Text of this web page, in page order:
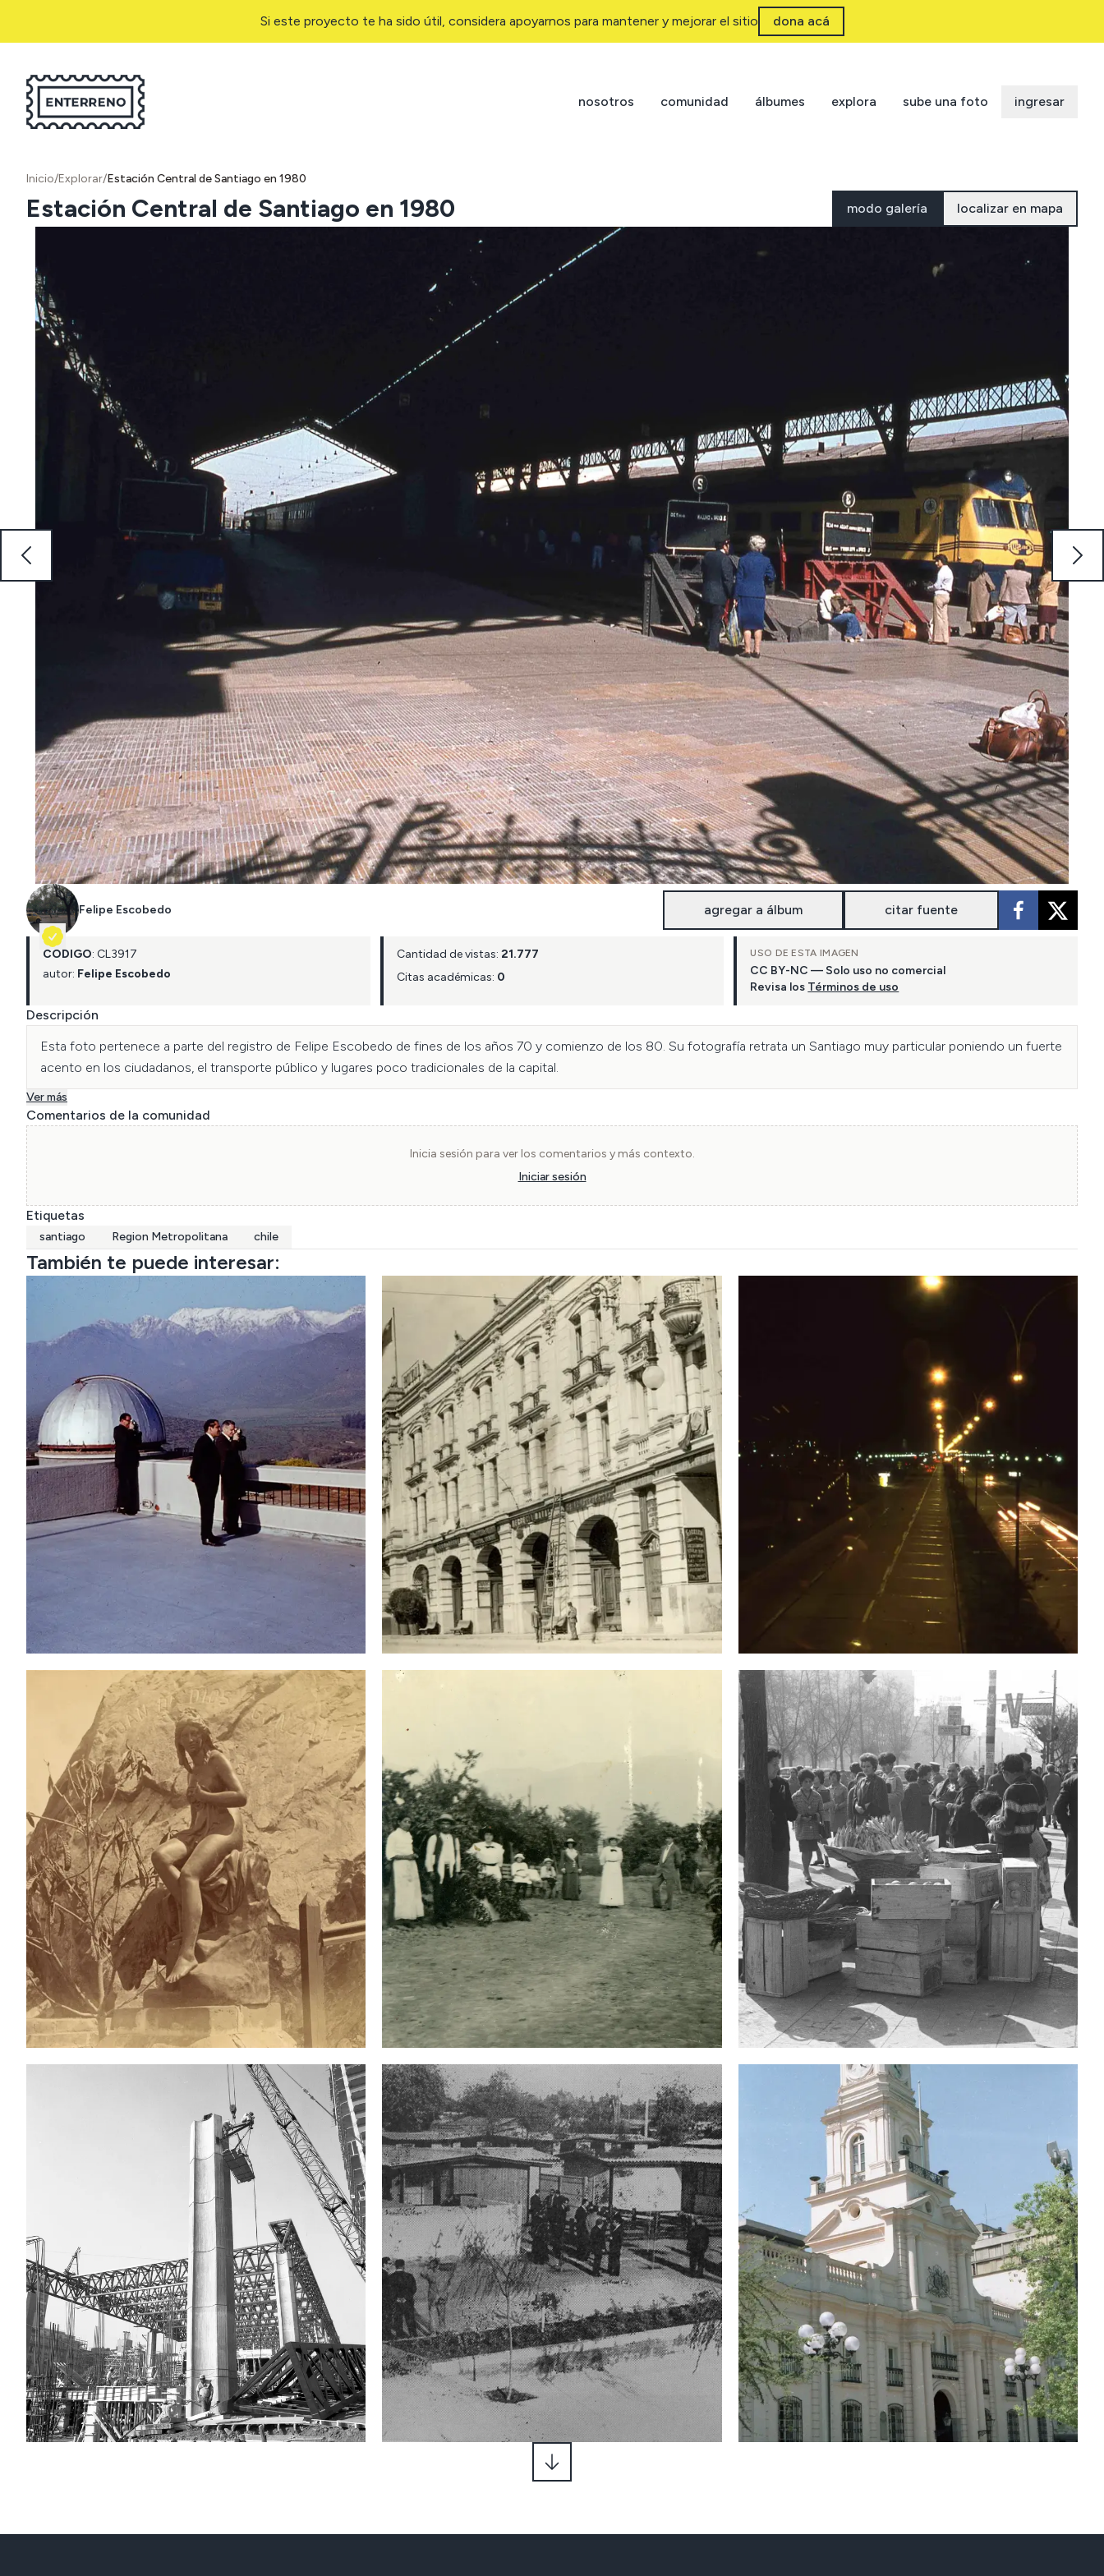
Si este proyecto te ha sido útil, considera apoyarnos para mantener y mejorar el sitio dona acá
nosotros comunidad álbumes explora sube una foto ingresar
Inicio/Explorar/Estación Central de Santiago en 1980
Estación Central de Santiago en 1980 modo galería localizar en mapa
Felipe Escobedo agregar a álbum citar fuente
CÓDIGO: CL3917
autor: Felipe Escobedo
Cantidad de vistas: 21.777
Citas académicas: 0
USO DE ESTA IMAGEN
CC BY-NC — Solo uso no comercial
Revisa los Términos de uso
Descripción
Esta foto pertenece a parte del registro de Felipe Escobedo de fines de los años 70 y comienzo de los 80. Su fotografía retrata un Santiago muy particular poniendo un fuerte
acento en los ciudadanos, el transporte público y lugares poco tradicionales de la capital.
Ver más
Comentarios de la comunidad
Inicia sesión para ver los comentarios y más contexto.
Iniciar sesión
Etiquetas
santiago Region Metropolitana chile
También te puede interesar: